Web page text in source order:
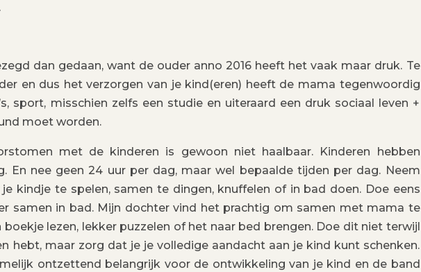
dan gedaan, want de ouder anno 2016 heeft het vaak maar druk. Te
en dus het verzorgen van je kind(eren) heeft de mama tegenwoordig
sport, misschien zelfs een studie en uiteraard een druk sociaal leven +
moet worden.
met de kinderen is gewoon niet haalbaar. Kinderen hebben
En nee geen 24 uur per dag, maar wel bepaalde tijden per dag. Neem
kindje te spelen, samen te dingen, knuffelen of in bad doen. Doe eens
samen in bad. Mijn dochter vind het prachtig om samen met mama te
lezen, lekker puzzelen of het naar bed brengen. Doe dit niet terwijl
hebt, maar zorg dat je je volledige aandacht aan je kind kunt schenken.
ontzettend belangrijk voor de ontwikkeling van je kind en de band